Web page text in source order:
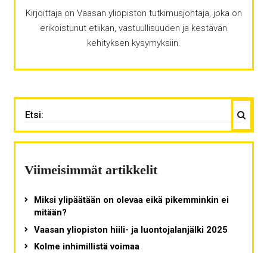
Kirjoittaja on Vaasan yliopiston tutkimusjohtaja, joka on
erikoistunut etiikan, vastuullisuuden ja kestävän
kehityksen kysymyksiin.
Haku
Viimeisimmät artikkelit
Miksi ylipäätään on olevaa eikä pikemminkin ei
mitään?
Vaasan yliopiston hiili- ja luontojalanjälki 2025
Kolme inhimillistä voimaa